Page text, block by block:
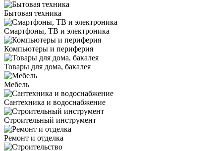
Бытовая техника
Смартфоны, ТВ и электроника
Компьютеры и периферия
Товары для дома, бакалея
Мебель
Сантехника и водоснабжение
Строительный инструмент
Ремонт и отделка